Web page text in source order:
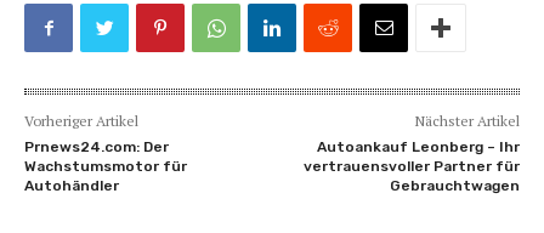
Vorheriger Artikel
Prnews24.com: Der
Wachstumsmotor für
Autohändler
Nächster Artikel
Autoankauf Leonberg – Ihr
vertrauensvoller Partner für
Gebrauchtwagen